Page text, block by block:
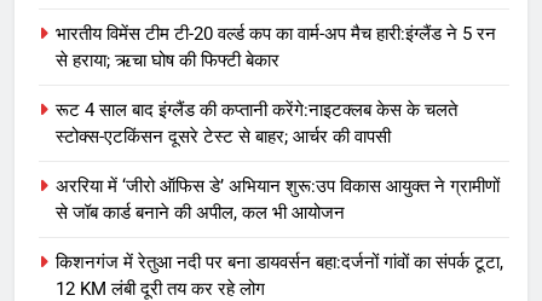
भारतीय विमेंस टीम टी-20 वर्ल्ड कप का वार्म-अप मैच हारी:इंग्लैंड ने 5 रन
से हराया; ऋचा घोष की फिफ्टी बेकार
रूट 4 साल बाद इंग्लैंड की कप्तानी करेंगे:नाइटक्लब केस के चलते
स्टोक्स-एटकिंसन दूसरे टेस्ट से बाहर; आर्चर की वापसी
अररिया में ‘जीरो ऑफिस डे’ अभियान शुरू:उप विकास आयुक्त ने ग्रामीणों
से जॉब कार्ड बनाने की अपील, कल भी आयोजन
किशनगंज में रेतुआ नदी पर बना डायवर्सन बहा:दर्जनों गांवों का संपर्क टूटा,
12 KM लंबी दूरी तय कर रहे लोग